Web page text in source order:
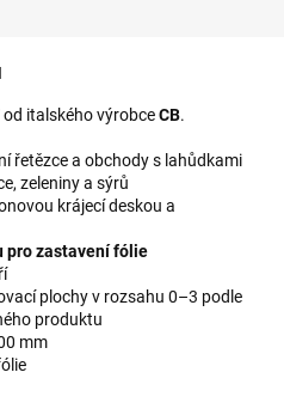
od italského výrobceCB.
řetězce a obchody s lahůdkami
zeleniny a sýrů
krájecí deskou a
pro zastavení fólie
plochy v rozsahu 0–3 podle
produktu
mm